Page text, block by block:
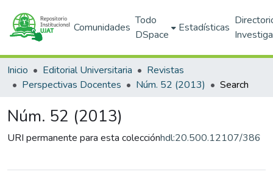
Comunidades
Todo
DSpace
Estadísticas
Inicio Editorial Universitaria
Revistas
Perspectivas Docentes
Núm. 52 (2013) Search
Núm. 52 (2013)
URI permanente para esta colecciónhdl:20.500.12107/386